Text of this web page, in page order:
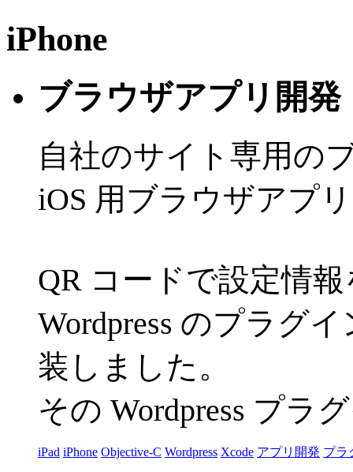
iPhone
ブラウザアプリ開発
自社のサイト専用の
iOS 用ブラウザアプ
QR コードで設定情
Wordpress のプラグ
装しました。
その Wordpress プラ
iPad iPhone Objective-C Wordpress Xcode アプリ開発 プラ